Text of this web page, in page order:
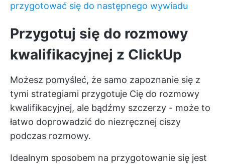
przygotować się do następnego wywiadu
Przygotuj się do rozmowy
kwalifikacyjnej z ClickUp
Możesz pomyśleć, że samo zapoznanie się z
tymi strategiami przygotuje Cię do rozmowy
kwalifikacyjnej, ale bądźmy szczerzy - może to
łatwo doprowadzić do niezręcznej ciszy
podczas rozmowy.
Idealnym sposobem na przygotowanie się jest